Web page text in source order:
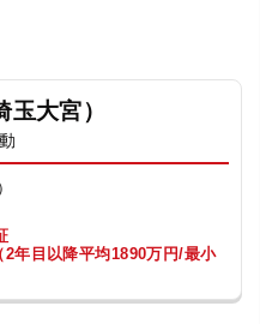
大宮）
2年目以降平均1890万円/最小